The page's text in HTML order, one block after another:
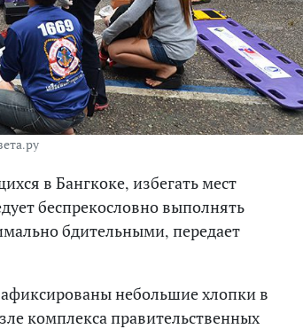
в Бангкоке, избегать мест
беспрекословно выполнять
бдительными, передает
небольшие хлопки в
комплекса правительственных